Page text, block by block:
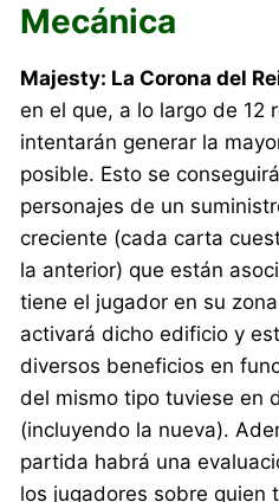
Mecánica
Majesty: La Corona del
en el que, a lo largo de 12
intentarán generar la
posible. Esto se
personajes de un
creciente (cada carta
la anterior) que están
tiene el jugador en su
activará dicho edificio y
diversos beneficios en
del mismo tipo tuviese en
(incluyendo la nueva).
partida habrá una
los jugadores sobre quien